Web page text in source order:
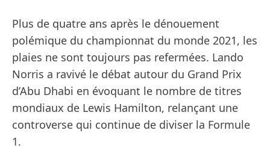
Plus de quatre ans après le dénouement
polémique du championnat du monde 2021, les
plaies ne sont toujours pas refermées. Lando
Norris a ravivé le débat autour du Grand Prix
d’Abu Dhabi en évoquant le nombre de titres
mondiaux de Lewis Hamilton, relançant une
controverse qui continue de diviser la Formule
1.